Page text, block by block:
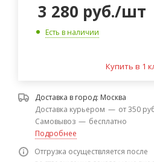
3 280 руб./шт
Есть в наличии
Купить в 1
Доставка в город: Москва
Доставка курьером — от 350
Самовывоз — бесплатно
Подробнее
Отгрузка осуществляется после